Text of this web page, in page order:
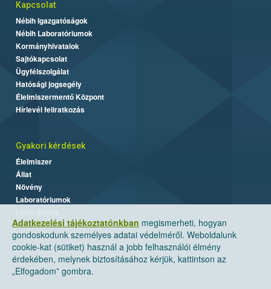
Adatkezelési tájékoztatónkban megismerheti, hogyan
gondoskodunk személyes adatai védelméről. Weboldalunk
cookie-kat (sütiket) használ a jobb felhasználói élmény
érdekében, melynek biztosításához kérjük, kattintson az
„Elfogadom” gombra.
Kapcsolat
Nébih Igazgatóságok
Nébih Laboratóriumok
Kormányhivatalok
Sajtókapcsolat
Ügyfélszolgálat
Hatósági jogsegély
Élelmiszermentő Központ
Hírlevél feliratkozás
Gyakori kérdések
Élelmiszer
Állat
Növény
Laboratóriumok